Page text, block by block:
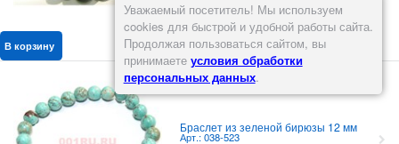
В корзину
Браслет из зеленой бирюзы 12 мм
Арт.: 038-523
Уважаемый посетитель! Мы используем
cookies для быстрой и удобной работы сайта.
Продолжая пользоваться сайтом, вы
принимаете условия обработки
персональных данных.